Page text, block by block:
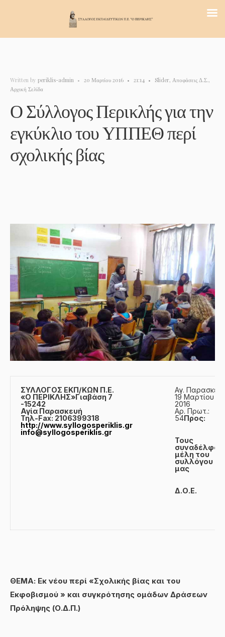
Written by periklis-admin • 20 Μαρτίου 2016 • 21:14 • Slider, Αποφάσεις Δ.Σ.,
Αρχική Σελίδα
Ο Σύλλογος Περικλής για την
εγκύκλιο του ΥΠΠΕΘ περί
σχολικής βίας
ΣΥΛΛΟΓΟΣ ΕΚΠ/KΩΝ Π.Ε.
«Ο ΠΕΡΙΚΛΗΣ»Γιαβάση 7
-15242
Αγία Παρασκευή
Τηλ-Fax: 2106399318
http://www.syllogosperiklis.gr
info@syllogosperiklis.gr
Αγ.
19 Μαρτίου
2016
Αρ. Πρωτ.:
54Προς:
Τους
μέλη του
συλλόγου
μας
Δ.Ο.Ε.
ΘΕΜΑ: Εκ νέου περί «Σχολικής βίας και του
Εκφοβισμού » και συγκρότησης ομάδων Δράσεων
Πρόληψης (Ο.Δ.Π.)